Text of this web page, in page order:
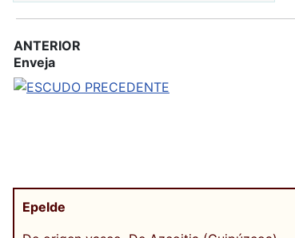
ANTERIOR
Enveja
Epelde